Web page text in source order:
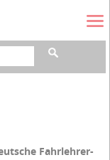
Fahrlehrer-